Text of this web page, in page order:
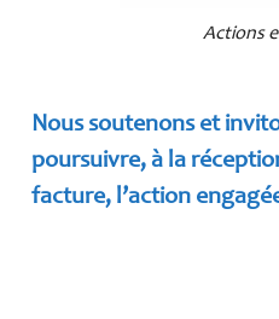
Actions
Nous soutenons et
poursuivre, à la
facture, l’action